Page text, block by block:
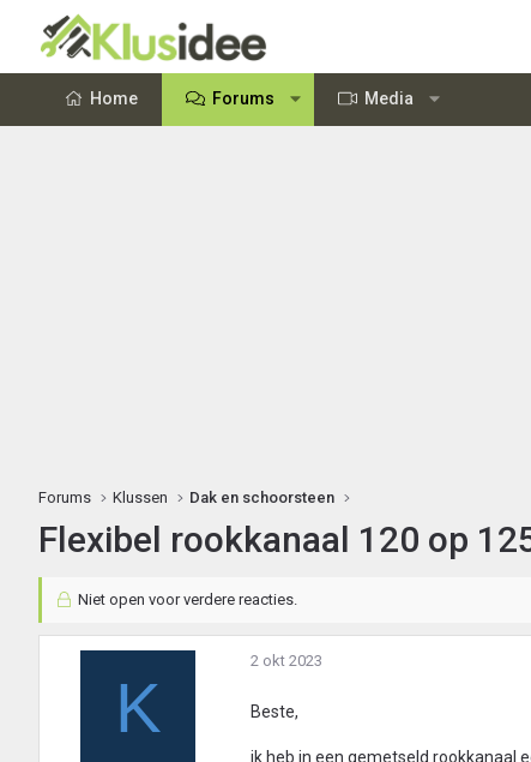
Home Forums Media
Forums Klussen Dak en schoorsteen
Flexibel rookkanaal 120 op
Niet open voor verdere reacties.
K
2 okt 2023
Beste,
ik heb in een gemetseld rookkanaal